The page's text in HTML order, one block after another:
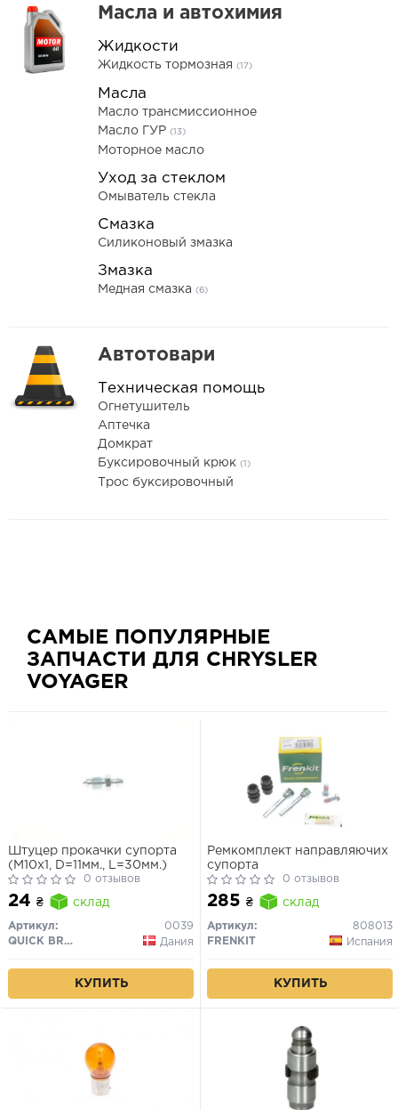
Масла и автохимия
Жидкости
Жидкость тормозная (17)
Масла
Масло трансмиссионное
Масло ГУР (13)
Моторное масло
Уход за стеклом
Омыватель стекла
Смазка
Силиконовый змазка
Змазка
Медная смазка (6)
Автотовари
Техническая помощь
Огнетушитель
Аптечка
Домкрат
Буксировочный крюк (1)
Трос буксировочный
САМЫЕ ПОПУЛЯРНЫЕ
ЗАПЧАСТИ ДЛЯ CHRYSLER
VOYAGER
Штуцер прокачки супорта
(M10x1, D=11мм., L=30мм.)
0 отзывов
24 ₴ склад
Артикул:
0039
QUICK BRAKE
Дания
КУПИТЬ
Ремкомплект направляючих
супорта
0 отзывов
285 ₴ склад
Артикул:
808013
FRENKIT
Испания
КУПИТЬ